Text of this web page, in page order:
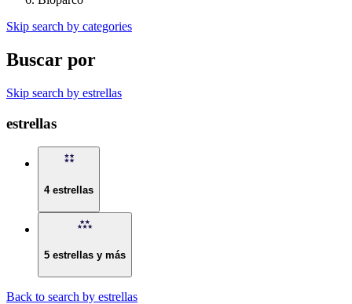
Skip search by categories
Buscar por
Skip search by estrellas
estrellas
4 estrellas
5 estrellas y más
Back to search by estrellas